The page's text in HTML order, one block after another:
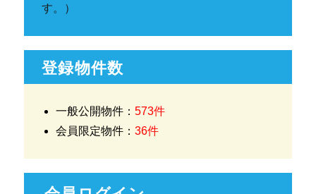
す。）
登録物件数
一般公開物件：573件
会員限定物件：36件